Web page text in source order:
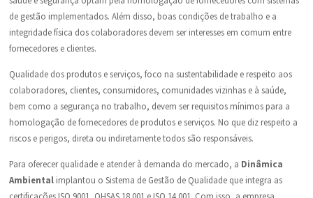
de gestão implementados. Além disso, boas condições de trabalho e a
integridade física dos colaboradores devem ser interesses em comum entre
fornecedores e clientes.
Qualidade dos produtos e serviços, foco na sustentabilidade e respeito aos
colaboradores, clientes, consumidores, comunidades vizinhas e à saúde,
bem como a segurança no trabalho, devem ser requisitos mínimos para a
homologação de fornecedores de produtos e serviços. No que diz respeito a
riscos e perigos, direta ou indiretamente todos são responsáveis.
Para oferecer qualidade e atender à demanda do mercado, a Dinâmica
Ambiental implantou o Sistema de Gestão de Qualidade que integra as